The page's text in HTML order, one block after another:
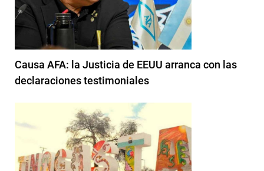
Causa AFA: la Justicia de EEUU arranca con las
declaraciones testimoniales